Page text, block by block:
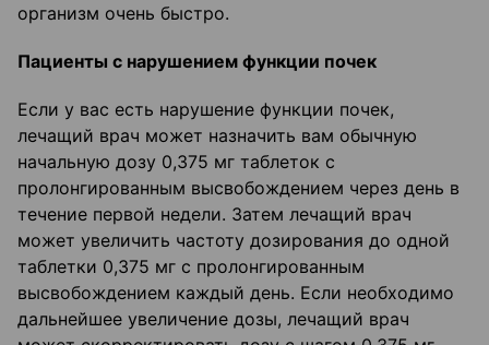
организм очень быстро.
Пациенты с нарушением функции почек
Если у вас есть нарушение функции почек,
лечащий врач может назначить вам обычную
начальную дозу 0,375 мг таблеток с
пролонгированным высвобождением через день в
течение первой недели. Затем лечащий врач
может увеличить частоту дозирования до одной
таблетки 0,375 мг с пролонгированным
высвобождением каждый день. Если необходимо
дальнейшее увеличение дозы, лечащий врач